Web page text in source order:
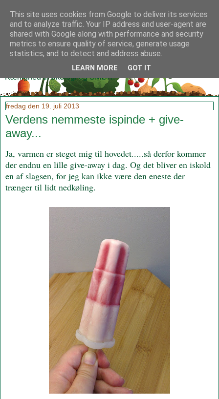
Klidmoster.dk
Kærlighed til økologi og SMØR!
fredag den 19. juli 2013
Verdens nemmeste ispinde + give-
away...
Ja, varmen er steget mig til hovedet.....så derfor kommer
der endnu en lille give-away i dag. Og det bliver en iskold
en af slagsen, for jeg kan ikke være den eneste der
trænger til lidt nedkøling.
This site uses cookies from Google to deliver its services
and to analyze traffic. Your IP address and user-agent are
shared with Google along with performance and security
metrics to ensure quality of service, generate usage
statistics, and to detect and address abuse.
LEARN MORE GOT IT